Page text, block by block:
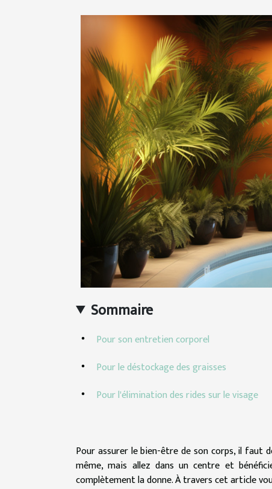
Sommaire
Pour son entretien corporel
Pour le déstockage des graisses
Pour l'élimination des rides sur le visage
Pour assurer le bien-être de son corps, il faut
même, mais allez dans un centre et
complètement la donne. À travers cet article